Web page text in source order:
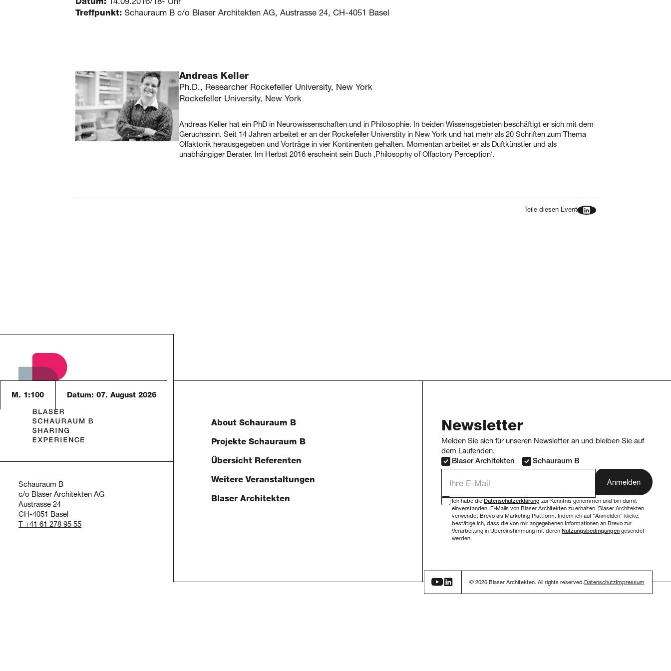
Datum:14.09.2016/18- Uhr
Treffpunkt:Schauraum B c/o Blaser Architekten AG, Austrasse 24, CH-4051 Basel
Andreas Keller
Ph.D., Researcher Rockefeller University, New York
Rockefeller University, New York
Andreas Keller hat ein PhD in Neurowissenschaften und in Philosophie. In beiden Wissensgebieten beschäftigt er sich mit dem
Geruchssinn. Seit 14 Jahren arbeitet er an der Rockefeller Universtity in New York und hat mehr als 20 Schriften zum Thema
Olfaktorik herausgegeben und Vorträge in vier Kontinenten gehalten. Momentan arbeitet er als Duftkünstler und als
unabhängiger Berater. Im Herbst 2016 erscheint sein Buch ‚Philosophy of Olfactory Perception‘.
Teile diesen Event
M. 1:100 Datum:07. August 2026
Schauraum B
c/o Blaser Architekten AG
Austrasse 24
CH-4051 Basel
T +41 61 278 95 55
About Schauraum B
Projekte Schauraum B
Übersicht Referenten
Weitere Veranstaltungen
Blaser Architekten
Newsletter
Melden Sie sich für unseren Newsletter an und bleiben Sie auf
dem Laufenden.
Blaser Architekten
Schauraum B
Ich habe die Datenschutzerklärung zur Kenntnis genommen und bin damit
einverstanden, E-Mails von Blaser Architekten zu erhalten. Blaser Architekten
verwendet Brevo als Marketing-Plattform. Indem ich auf "Anmelden" klicke,
bestätige ich, dass die von mir angegebenen Informationen an Brevo zur
Verarbeitung in Übereinstimmung mit deren Nutzungsbedingungen gesendet
werden.
© 2026 Blaser Architekten. All rights reserved.DatenschutzImpressum